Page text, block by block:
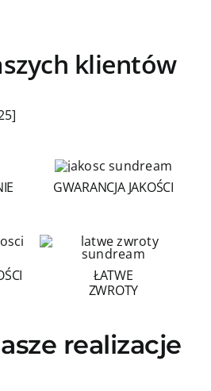
klientów
GWARANCJA JAKOŚCI
ŁATWE
ZWROTY
realizacje